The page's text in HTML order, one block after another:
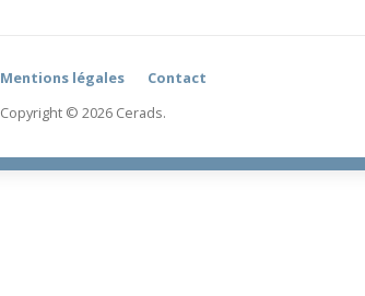
Mentions légales
Contact
Copyright © 2026 Cerads.